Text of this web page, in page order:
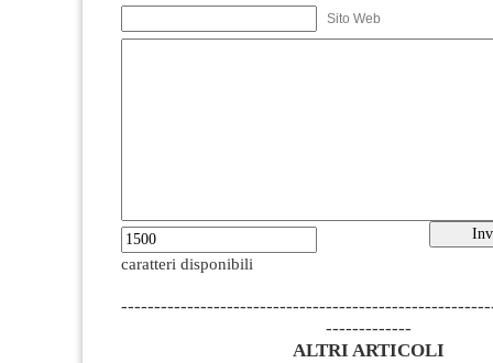
Sito Web
caratteri disponibili
-------------
ALTRI ARTICOLI